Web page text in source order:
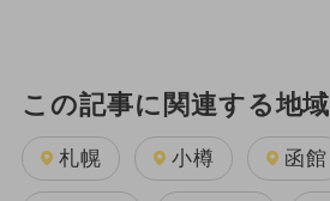
この記事に関連する地域
札幌 小樽 函館